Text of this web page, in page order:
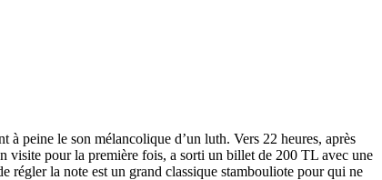
à peine le son mélancolique d’un luth. Vers 22 heures, après
visite pour la première fois, a sorti un billet de 200 TL avec une
régler la note est un grand classique stambouliote pour qui ne